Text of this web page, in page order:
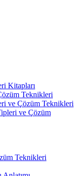
Kitapları
Teknikleri
ve Çözüm Teknikleri
ve Çözüm
Teknikleri